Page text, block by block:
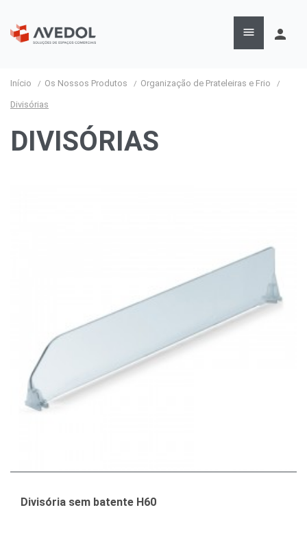
 person
Início Os Nossos Produtos Organização de Prateleiras e Frio
Divisórias
DIVISÓRIAS
Divisória sem batente H60